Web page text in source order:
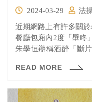
2024-03-29
法
近期網路上有許多關
餐廳包廂內2度「壁咚
朱學恒辯稱酒醉「斷
詞，朱事後傳送「自
READ MORE